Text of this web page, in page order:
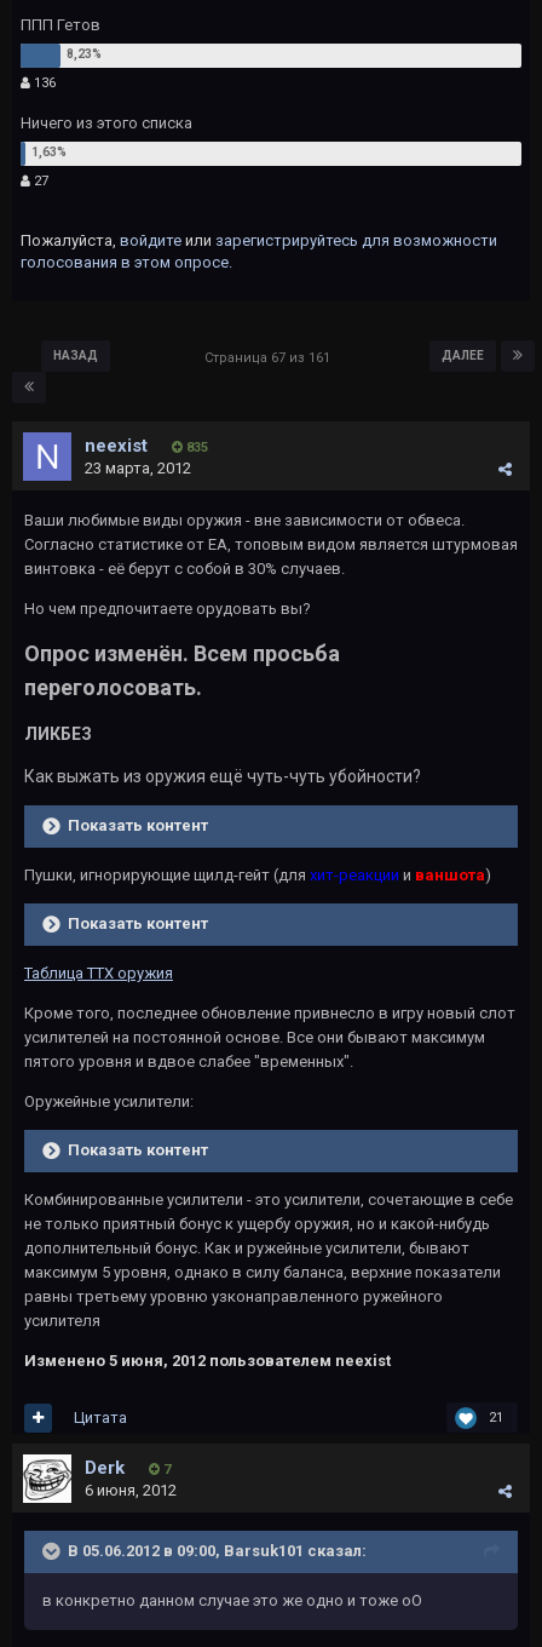
ППП Гетов
136
Ничего из этого списка
27
Пожалуйста, войдите или зарегистрируйтесь для возможности
голосования в этом опросе.
НАЗАД ДАЛЕЕ
Страница 67 из 161
neexist 835
23 марта, 2012
Ваши любимые виды оружия - вне зависимости от обвеса.
Согласно статистике от ЕА, топовым видом является штурмовая
винтовка - её берут с собой в 30% случаев.
Но чем предпочитаете орудовать вы?
Опрос изменён. Всем просьба
переголосовать.
ЛИКБЕЗ
Как выжать из оружия ещё чуть-чуть убойности?
Показать контент
Пушки, игнорирующие щилд-гейт (для хит-реакции и ваншота)
Показать контент
Таблица ТТХ оружия
Кроме того, последнее обновление привнесло в игру новый слот
усилителей на постоянной основе. Все они бывают максимум
пятого уровня и вдвое слабее "временных".
Оружейные усилители:
Показать контент
Комбинированные усилители - это усилители, сочетающие в себе
не только приятный бонус к ущербу оружия, но и какой-нибудь
дополнительный бонус. Как и ружейные усилители, бывают
максимум 5 уровня, однако в силу баланса, верхние показатели
равны третьему уровню узконаправленного ружейного
усилителя
Изменено 5 июня, 2012 пользователем neexist
21
Цитата
Derk 7
6 июня, 2012
В 05.06.2012 в 09:00, Barsuk101 сказал:
в конкретно данном случае это же одно и тоже оО